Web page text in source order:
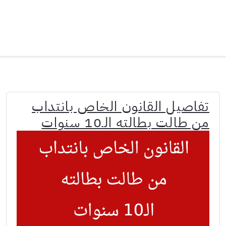
تفاصيل القانون الخاص بانتداب
من طالت بطالته الـ10 سنوات